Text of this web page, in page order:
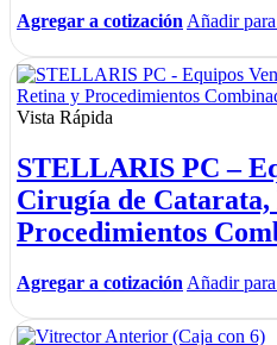
Agregar a cotización Añadir
Vista Rápida
STELLARIS PC –
Cirugía de Catarata,
Procedimientos
Agregar a cotización Añadir